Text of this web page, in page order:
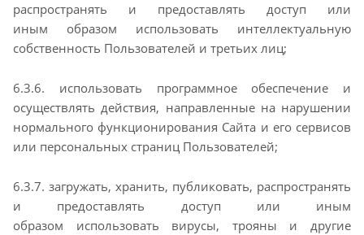
распространять и предоставлять доступ или
иным образом использовать интеллектуальную
собственность Пользователей и третьих лиц;
6.3.6. использовать программное обеспечение и
осуществлять действия, направленные на нарушении
нормального функционирования Сайта и его сервисов
или персональных страниц Пользователей;
6.3.7. загружать, хранить, публиковать, распространять
и предоставлять доступ или иным
образом использовать вирусы, трояны и другие